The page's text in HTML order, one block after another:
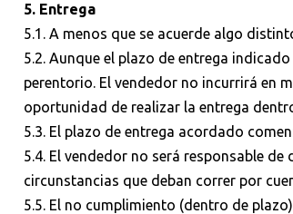
5. Entrega
5.1. A menos que se acuerde algo
5.2. Aunque el plazo de entrega
perentorio. El vendedor no incurrirá en
oportunidad de realizar la entrega
5.3. El plazo de entrega acordado
5.4. El vendedor no será responsable
circunstancias que deban correr por
5.5. El no cumplimiento (dentro de